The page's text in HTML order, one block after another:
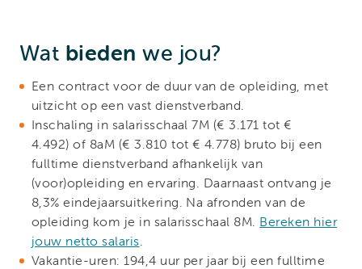
Wat bieden we jou?
Een contract voor de duur van de opleiding, met
uitzicht op een vast dienstverband.
Inschaling in salarisschaal 7M (€ 3.171 tot €
4.492) of 8aM (€ 3.810 tot € 4.778) bruto bij een
fulltime dienstverband afhankelijk van
(voor)opleiding en ervaring. Daarnaast ontvang je
8,3% eindejaarsuitkering. Na afronden van de
opleiding kom je in salarisschaal 8M. Bereken hier
jouw netto salaris
Vakantie-uren: 194,4 uur per jaar bij een fulltime